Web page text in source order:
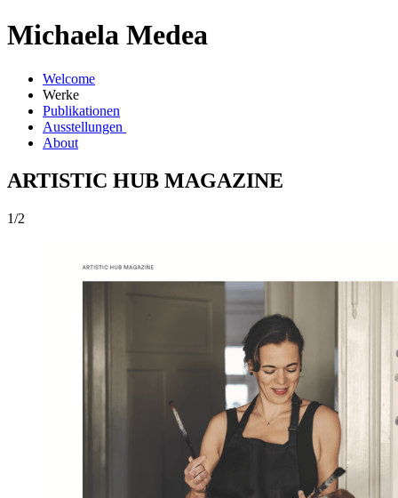
Michaela Medea
Welcome
Werke
Publikationen
Ausstellungen
About
ARTISTIC HUB MAGAZINE
1/2